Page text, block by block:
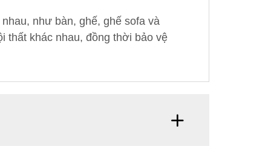
như bàn, ghế, ghế sofa và
thất khác nhau, đồng thời bảo vệ